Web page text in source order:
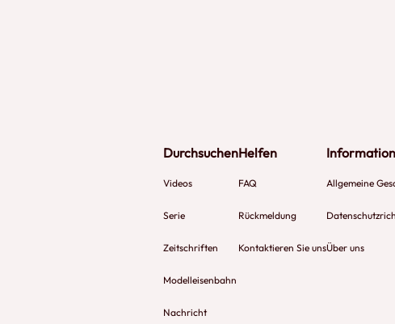
Durchsuchen
Videos
Serie
Zeitschriften
Modelleisenbahn
Nachricht
Helfen
FAQ
Rückmeldung
Kontaktieren Sie uns
Information
Allgemeine
Über uns